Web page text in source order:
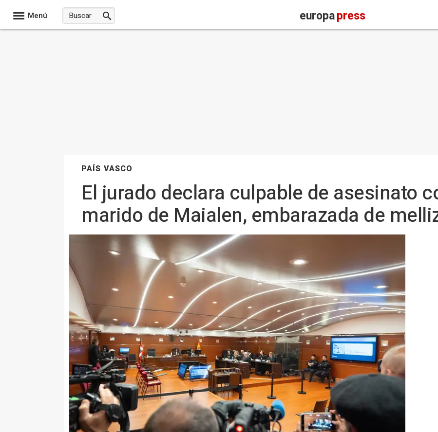
Menú europapress
PAÍS VASCO
El jurado declara culpable de asesinato
marido de Maialen, embarazada de